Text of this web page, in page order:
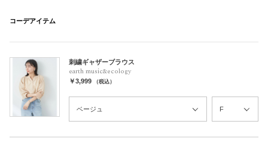
コーデアイテム
刺繍ギャザーブラウス
earth music&ecology
￥3,999 （税込）